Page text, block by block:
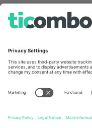
Totleben 53-55, 1606 Sofia,
Bulgaria
Mexico
Av Chapultepec 360, Roma
Norte, Cuauhtémoc, 06700
Ciudad de México, CDMX,
Mexico
პლატფორმის